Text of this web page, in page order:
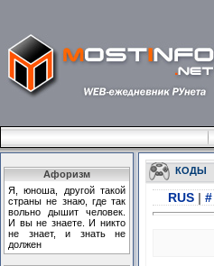
Афоризм
Я, юноша, другой такой
страны не знаю, где так
вольно дышит человек.
И вы не знаете. И никто
не знает, и знать не
должен
КОДЫ
RUS | #